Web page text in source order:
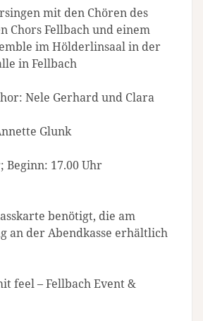
mit den Chören des
Chors Fellbach und einem
im Hölderlinsaal in der
in Fellbach
Nele Gerhard und Clara
Glunk
Beginn: 17.00 Uhr
benötigt, die am
an der Abendkasse erhältlich
feel – Fellbach Event &